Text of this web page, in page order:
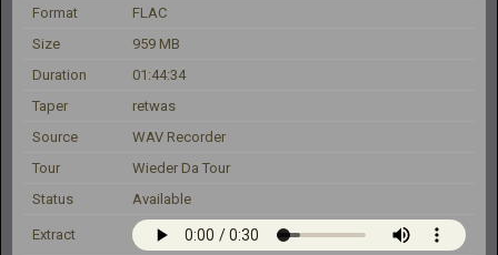
Format
FLAC
Size
959 MB
Duration
01:44:34
Taper
retwas
Source
WAV Recorder
Tour
Wieder Da Tour
Status
Available
Extract